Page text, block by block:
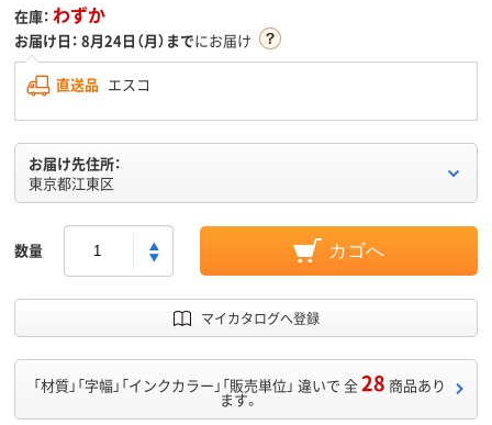
在庫： わずか
お届け日： 8月24日（月）までにお届け
直送品 エスコ
お届け先住所：
東京都江東区
数量 カゴへ
マイカタログへ登録
「材質」「字幅」「インクカラー」「販売単位」 違いで 全28 商品あり
ます。